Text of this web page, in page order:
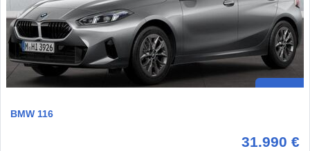
BMW 116
31.990 €